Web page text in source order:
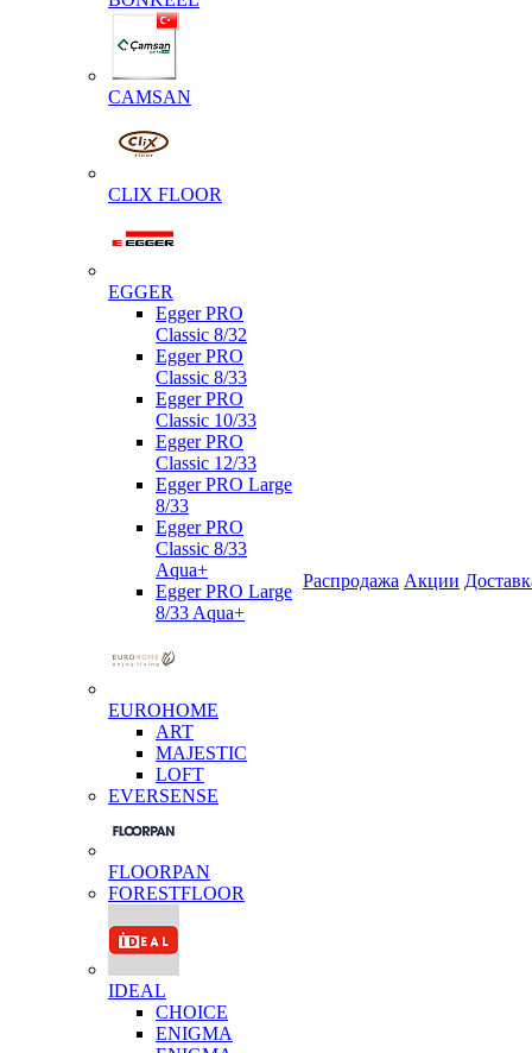
CAMSAN
CLIX FLOOR
EGGER
Egger PRO
Classic 8/32
Egger PRO
Classic 8/33
Egger PRO
Classic 10/33
Egger PRO
Classic 12/33
Egger PRO Large
8/33
Egger PRO
Classic 8/33
Aqua+
Egger PRO Large
8/33 Aqua+
EUROHOME
ART
MAJESTIC
LOFT
EVERSENSE
FLOORPAN
FORESTFLOOR
IDEAL
CHOICE
ENIGMA
Распродажа Акции